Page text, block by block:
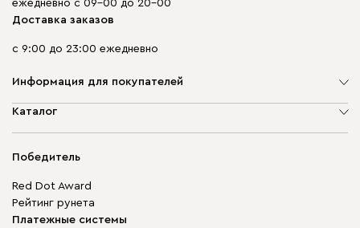
ежедневно с 09-00 до 20-00
Доставка заказов
с 9:00 до 23:00 ежедневно
Информация для покупателей
О компании
Гарантия
Для бизнеса
Карта сайта
Каталог
Корпусная мебель
Модульная мебель
Столы и стулья
Победитель
Red Dot Award
Рейтинг рунета
Платежные системы